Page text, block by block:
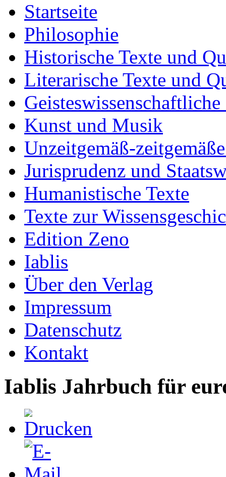
Startseite
Philosophie
Historische Texte und
Literarische Texte und
Kunst und Musik
Unzeitgemäß-
Jurisprudenz und
Humanistische Texte
Texte zur
Edition Zeno
Iablis
Über den Verlag
Impressum
Datenschutz
Kontakt
Iablis Jahrbuch für